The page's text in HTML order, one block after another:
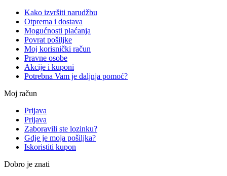
Kako izvršiti narudžbu
Otprema i dostava
Mogućnosti plaćanja
Povrat pošiljke
Moj korisnički račun
Pravne osobe
Akcije i kuponi
Potrebna Vam je daljnja pomoć?
Moj račun
Prijava
Prijava
Zaboravili ste lozinku?
Gdje je moja pošiljka?
Iskoristiti kupon
Dobro je znati